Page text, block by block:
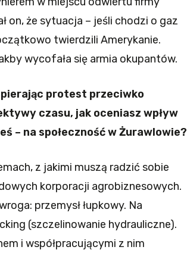
on, że sytuacja – jeśli chodzi o gaz
twierdzili Amerykanie.
wycofała się armia okupantów.
protest przeciwko
czasu, jak oceniasz wpływ
– na społeczność w Żurawlowie?
z jakimi muszą radzić sobie
korporacji agrobiznesowych.
przemysł łupkowy. Na
(szczelinowanie hydrauliczne).
i współpracującymi z nim